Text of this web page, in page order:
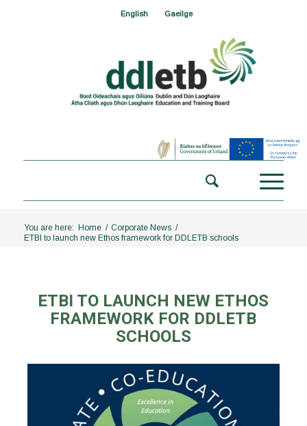
English Gaeilge
You are here: Home / Corporate News /
ETBI to launch new Ethos framework for DDLETB schools
ETBI TO LAUNCH NEW ETHOS
FRAMEWORK FOR DDLETB
SCHOOLS